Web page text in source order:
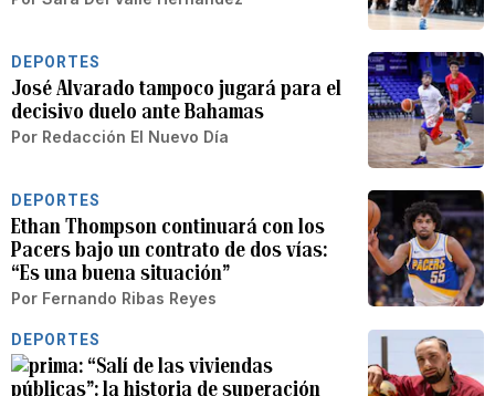
DEPORTES
José Alvarado tampoco jugará para el
decisivo duelo ante Bahamas
Por Redacción El Nuevo Día
DEPORTES
Ethan Thompson continuará con los
Pacers bajo un contrato de dos vías:
“Es una buena situación”
Por Fernando Ribas Reyes
DEPORTES
“Salí de las viviendas
públicas”: la historia de superación